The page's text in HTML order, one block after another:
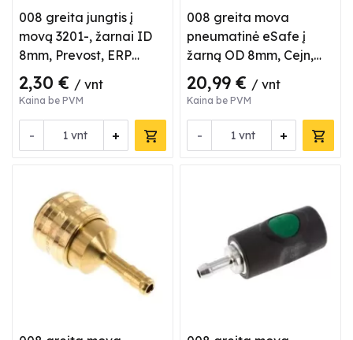
008 greita jungtis į
movą 3201-, žarnai ID
8mm, Prevost, ERP
076808
2,30 € / vnt
Kaina be PVM
- +
vnt
008 greita mova
pneumatinė eSafe į
žarną OD 8mm, Cejn,
3202003
20,99 € / vnt
Kaina be PVM
- +
vnt